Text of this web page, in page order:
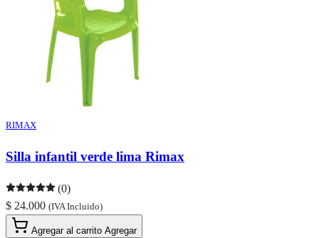
RIMAX
Silla infantil verde lima Rimax
(0)
$ 24.000 (IVA Incluido)
Agregar al carrito Agregar